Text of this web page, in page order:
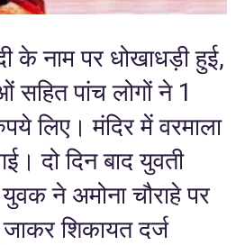
के नाम पर धोखाधड़ी हुई,
सहित पांच लोगों ने 1
लिए। मंदिर में वरमाला
दो दिन बाद युवती
ने अमोना चौराहे पर
शिकायत दर्ज